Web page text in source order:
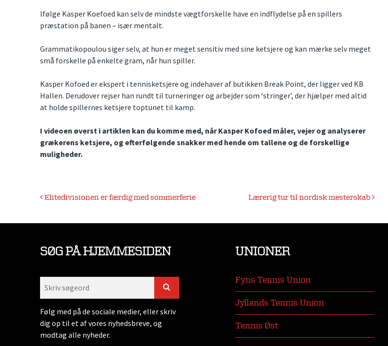
Ifølge Kasper Koefoed kan selv de mindste vægtforskelle have en indflydelse på en spillers
præstation på banen – især mentalt.
Grammatikopoulou siger selv, at hun er meget sensitiv med sine ketsjere og kan mærke selv meget
små forskelle på enkelte gram, når hun spiller.
Kasper Kofoed er ekspert i tennisketsjere og indehaver af butikken Break Point, der ligger ved KB
Hallen. Derudover rejser han rundt til turneringer og arbejder som ‘stringer’, der hjælper med altid
at holde spillernes ketsjere toptunet til kamp.
I videoen øverst i artiklen kan du komme med, når Kasper Kofoed måler, vejer og analyserer
grækerens ketsjere, og efterfølgende snakker med hende om tallene og de forskellige
muligheder.
Indlægsnavigation
Elitedivisionen er færdig med sommerferie Lærerig tur til nordisk mesterskab
SØG PÅ HJEMMESIDEN
Følg med på de sociale medier, eller skriv
dig op til et af vores nyhedsbreve, og
modtag alle nyheder.
UNIONER
Fyns Tennis Union
Jyllands Tennis Union
Tennis Øst